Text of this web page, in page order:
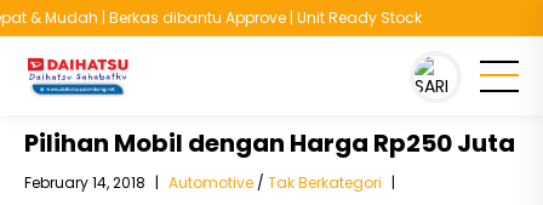
Mudah | Berkas dibantu Approve | Unit Ready Stock
You are here :Beranda /Automotive/Pilihan Mobil dengan Harga Rp250 Juta
Pilihan Mobil dengan Harga Rp250 Juta
February 14, 2018 | Automotive / Tak Berkategori |